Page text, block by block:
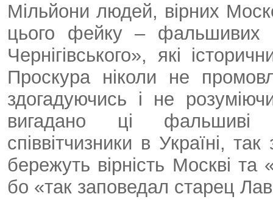
Мільйони людей, вірних
цього фейку – фальшивих
Чернігівського», які
Проскура ніколи не
здогадуючись і не
вигадано ці фальшиві
співвітчизники в Україні,
бережуть вірність Москві
бо «так заповедал старец